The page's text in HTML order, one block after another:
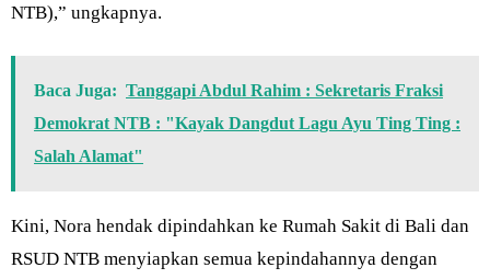
NTB),” ungkapnya.
Baca Juga: Tanggapi Abdul Rahim : Sekretaris Fraksi
Demokrat NTB : "Kayak Dangdut Lagu Ayu Ting Ting :
Salah Alamat"
Kini, Nora hendak dipindahkan ke Rumah Sakit di Bali dan
RSUD NTB menyiapkan semua kepindahannya dengan